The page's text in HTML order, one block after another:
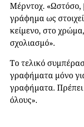
Μέρντοχ. «Ωστόσο,
γράφημα ως
κείμενο, στο
σχολιασμό».
Το τελικό
γραφήματα μόνο
γραφήματα. Πρέπει
όλους».